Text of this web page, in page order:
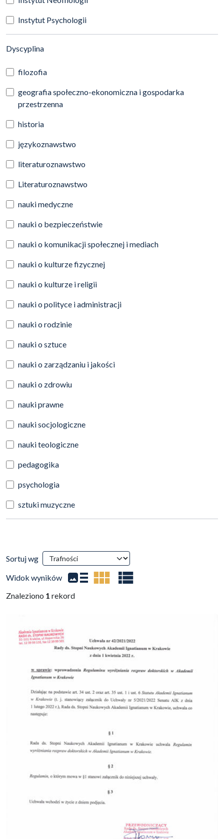
Instytut Psychologii
Dyscyplina(automatyczne przeładowanie treści)
filozofia
geografia społeczno-ekonomiczna i gospodarka
przestrzenna
historia
językoznawstwo
literaturoznawstwo
Literaturoznawstwo
nauki medyczne
nauki o bezpieczeństwie
nauki o komunikacji społecznej i mediach
nauki o kulturze fizycznej
nauki o kulturze i religii
nauki o polityce i administracji
nauki o rodzinie
nauki o sztuce
nauki o zarządzaniu i jakości
nauki o zdrowiu
nauki prawne
nauki socjologiczne
nauki teologiczne
pedagogika
psychologia
sztuki muzyczne
Wyniki wyszukiwania
Sortuj wg
(automatyczne przeładowanie treści)
Widok wyników
Znaleziono 1 rekord